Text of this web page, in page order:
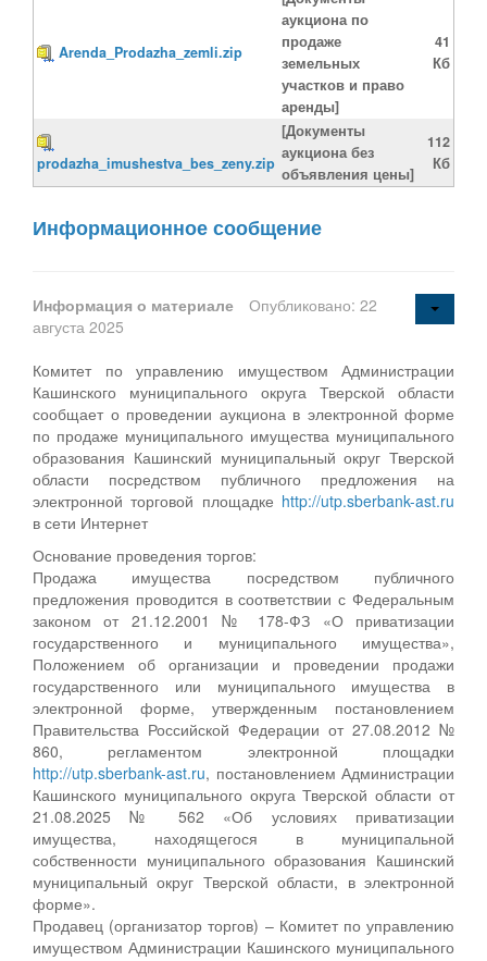
Arenda_Prodazha_zemli.zip
аукциона по
продаже
земельных
участков и право
аренды]
41
Кб
prodazha_imushestva_bes_zeny.zip
[Документы
аукциона без
объявления цены]
112
Кб
Информационное сообщение
Информация о материале
Опубликовано: 22
августа 2025
Комитет по управлению имуществом Администрации
Кашинского муниципального округа Тверской области
сообщает о проведении аукциона в электронной форме
по продаже муниципального имущества муниципального
образования Кашинский муниципальный округ Тверской
области посредством публичного предложения на
электронной торговой площадке http://utp.sberbank-ast.ru
в сети Интернет
Основание проведения торгов:
Продажа имущества посредством публичного
предложения проводится в соответствии с Федеральным
законом от 21.12.2001 № 178-ФЗ «О приватизации
государственного и муниципального имущества»,
Положением об организации и проведении продажи
государственного или муниципального имущества в
электронной форме, утвержденным постановлением
Правительства Российской Федерации от 27.08.2012 №
860, регламентом электронной площадки
http://utp.sberbank-ast.ru, постановлением Администрации
Кашинского муниципального округа Тверской области от
21.08.2025 № 562 «Об условиях приватизации
имущества, находящегося в муниципальной
собственности муниципального образования Кашинский
муниципальный округ Тверской области, в электронной
форме».
Продавец (организатор торгов) – Комитет по управлению
имуществом Администрации Кашинского муниципального